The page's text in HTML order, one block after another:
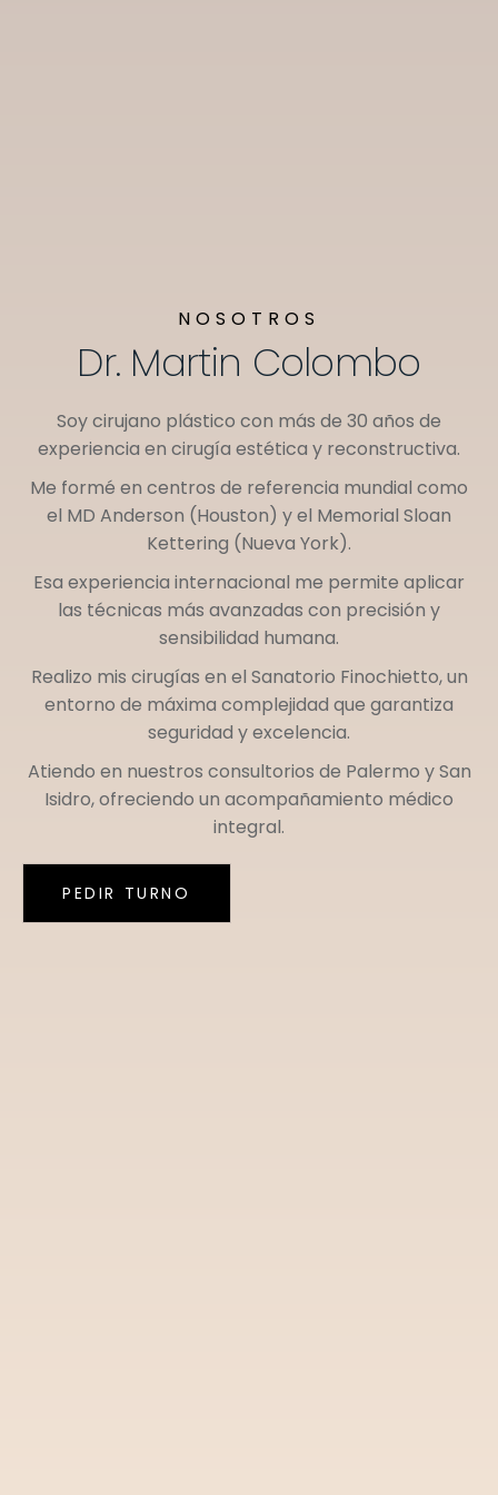
NOSOTROS
Dr. Martin Colombo
Soy cirujano plástico con más de 30 años de
experiencia en cirugía estética y reconstructiva.
Me formé en centros de referencia mundial como
el MD Anderson (Houston) y el Memorial Sloan
Kettering (Nueva York).
Esa experiencia internacional me permite aplicar
las técnicas más avanzadas con precisión y
sensibilidad humana.
Realizo mis cirugías en el Sanatorio Finochietto, un
entorno de máxima complejidad que garantiza
seguridad y excelencia.
Atiendo en nuestros consultorios de Palermo ySan
Isidro, ofreciendo un acompañamiento médico
integral.
PEDIR TURNO